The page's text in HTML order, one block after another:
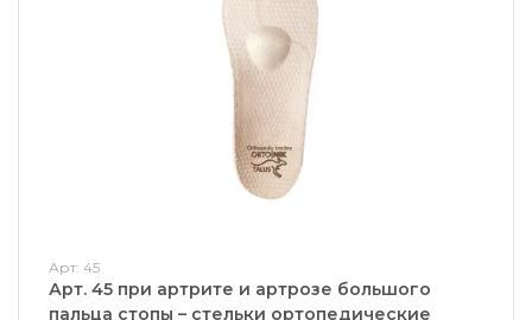
Арт: 45
Арт. 45 при артрите и артрозе большого
пальца стопы – стельки ортопедические